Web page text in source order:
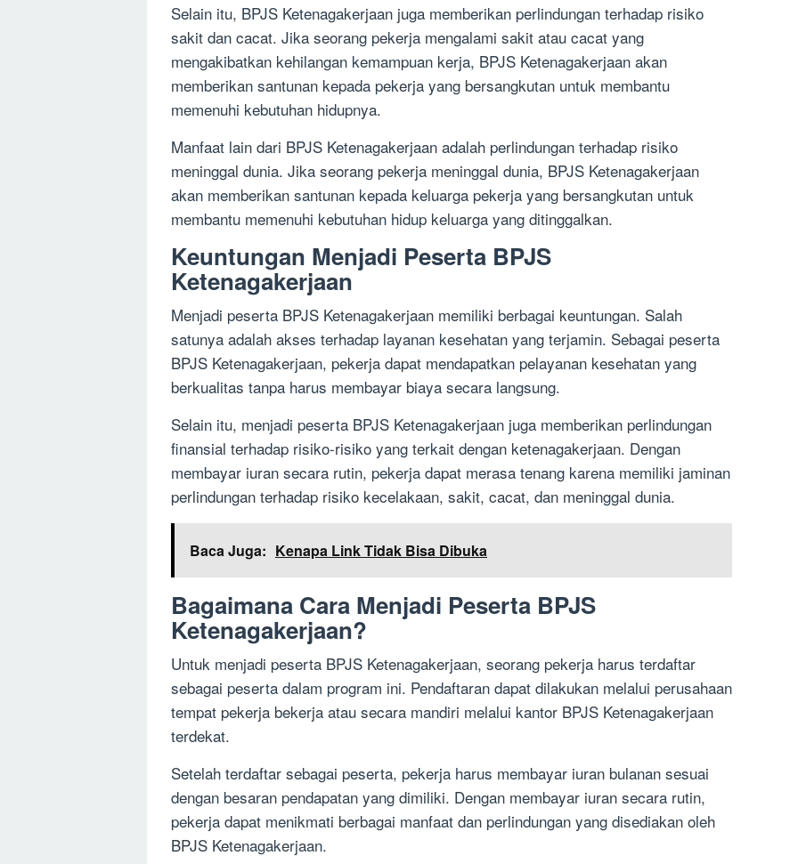
Selain itu, BPJS Ketenagakerjaan juga memberikan perlindungan terhadap risiko
sakit dan cacat. Jika seorang pekerja mengalami sakit atau cacat yang
mengakibatkan kehilangan kemampuan kerja, BPJS Ketenagakerjaan akan
memberikan santunan kepada pekerja yang bersangkutan untuk membantu
memenuhi kebutuhan hidupnya.
Manfaat lain dari BPJS Ketenagakerjaan adalah perlindungan terhadap risiko
meninggal dunia. Jika seorang pekerja meninggal dunia, BPJS Ketenagakerjaan
akan memberikan santunan kepada keluarga pekerja yang bersangkutan untuk
membantu memenuhi kebutuhan hidup keluarga yang ditinggalkan.
Keuntungan Menjadi Peserta BPJS
Ketenagakerjaan
Menjadi peserta BPJS Ketenagakerjaan memiliki berbagai keuntungan. Salah
satunya adalah akses terhadap layanan kesehatan yang terjamin. Sebagai peserta
BPJS Ketenagakerjaan, pekerja dapat mendapatkan pelayanan kesehatan yang
berkualitas tanpa harus membayar biaya secara langsung.
Selain itu, menjadi peserta BPJS Ketenagakerjaan juga memberikan perlindungan
finansial terhadap risiko-risiko yang terkait dengan ketenagakerjaan. Dengan
membayar iuran secara rutin, pekerja dapat merasa tenang karena memiliki jaminan
perlindungan terhadap risiko kecelakaan, sakit, cacat, dan meninggal dunia.
Baca Juga: Kenapa Link Tidak Bisa Dibuka
Bagaimana Cara Menjadi Peserta BPJS
Ketenagakerjaan?
Untuk menjadi peserta BPJS Ketenagakerjaan, seorang pekerja harus terdaftar
sebagai peserta dalam program ini. Pendaftaran dapat dilakukan melalui perusahaan
tempat pekerja bekerja atau secara mandiri melalui kantor BPJS Ketenagakerjaan
terdekat.
Setelah terdaftar sebagai peserta, pekerja harus membayar iuran bulanan sesuai
dengan besaran pendapatan yang dimiliki. Dengan membayar iuran secara rutin,
pekerja dapat menikmati berbagai manfaat dan perlindungan yang disediakan oleh
BPJS Ketenagakerjaan.